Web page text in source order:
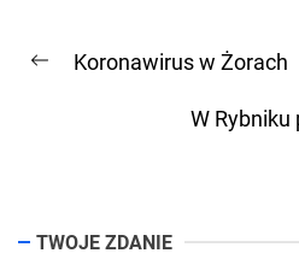
wpisu
Previous
Koronawirus w Żorach
W
TWOJE ZDANIE